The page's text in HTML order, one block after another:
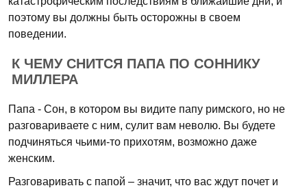
поэтому вы должны быть осторожны в своем
поведении.
К ЧЕМУ СНИТСЯ ПАПА ПО СОННИКУ
МИЛЛЕРА
Папа - Сон, в котором вы видите папу римского, но не
разговариваете с ним, сулит вам неволю. Вы будете
подчиняться чьими-то прихотям, возможно даже
женским.
Разговаривать с папой – значит, что вас ждут почет и